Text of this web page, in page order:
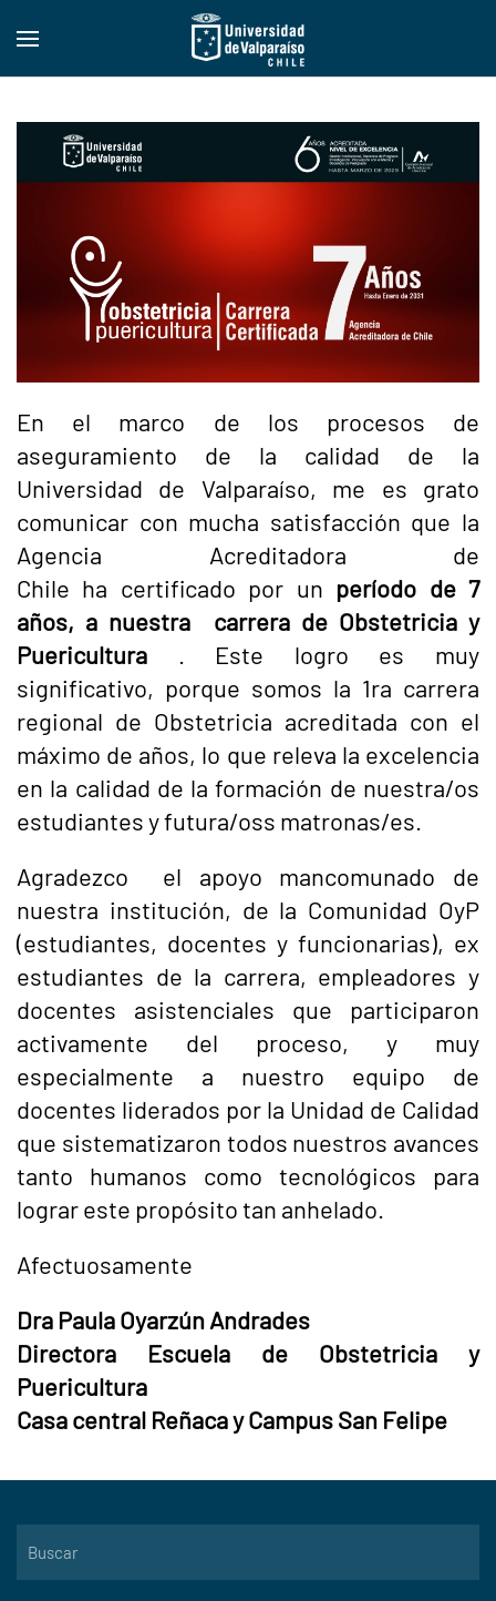
En el marco de los procesos de
aseguramiento de la calidad de la
Universidad de Valparaíso, me es grato
comunicar con mucha satisfacción que la
Agencia Acreditadora de
Chile ha certificado por un período de 7
años, a nuestra carrera de Obstetricia y
Puericultura . Este logro es muy
significativo, porque somos la 1ra carrera
regional de Obstetricia acreditada con el
máximo de años, lo que releva la excelencia
en la calidad de la formación de nuestra/os
estudiantes y futura/oss matronas/es.
Agradezco el apoyo mancomunado de
nuestra institución, de la Comunidad OyP
(estudiantes, docentes y funcionarias), ex
estudiantes de la carrera, empleadores y
docentes asistenciales que participaron
activamente del proceso, y muy
especialmente a nuestro equipo de
docentes liderados por la Unidad de Calidad
que sistematizaron todos nuestros avances
tanto humanos como tecnológicos para
lograr este propósito tan anhelado.
Afectuosamente
Dra Paula Oyarzún Andrades
Directora Escuela de Obstetricia y
Puericultura
Casa central Reñaca y Campus San Felipe